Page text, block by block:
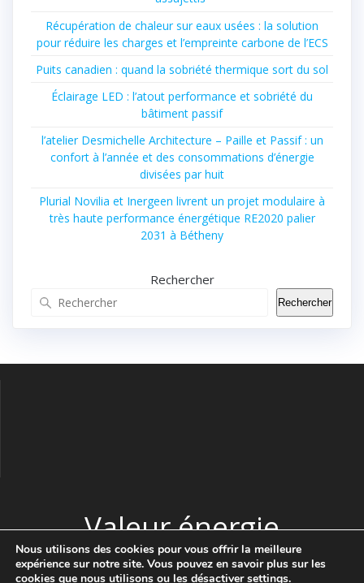
Récupération de chaleur sur eaux usées : la solution
pour réduire les charges et l’empreinte carbone de l’ECS
Puits canadien : quand la sobriété thermique sort du sol
Éclairage LED : l’atout performance et sobriété du
bâtiment passif
l’atelier Desmichelle Architecture – Paille et Passif : un
confort à l’année et des consommations d’énergie
divisées par huit
Plurial Novilia et Inergeen livrent un projet modulaire à
très haute performance énergétique RE2020 palier
2031 à Bétheny
Rechercher
Rechercher
Valeur énergie
© 2026 Valeur énergie. Construit avec WordPress et le thème
Nous utilisons des cookies pour vous offrir la meilleure
expérience sur notre site. Vous pouvez en savoir plus sur les
cookies que nous utilisons ou les désactiversettings.